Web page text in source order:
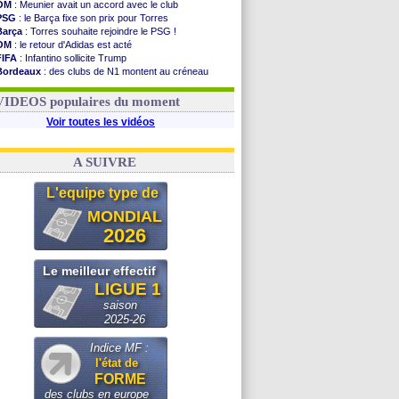
: Meunier avait un accord avec le club
: le Barça fixe son prix pour Torres
: Torres souhaite rejoindre le PSG !
: le retour d'Adidas est acté
: Infantino sollicite Trump
: des clubs de N1 montent au créneau
: le démenti de Leipzig pour Diomandé
populaires du moment
Voir toutes les vidéos
A SUIVRE
L'equipe type de
MONDIAL
2026
Le meilleur effectif
LIGUE 1
saison
2025-26
Indice MF :
l'état de
FORME
des clubs en europe